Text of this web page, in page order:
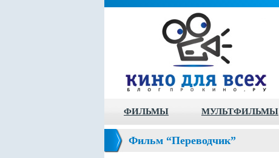
ФИЛЬМЫ МУЛЬТФИЛЬМЫ
Фильм “Переводчик”